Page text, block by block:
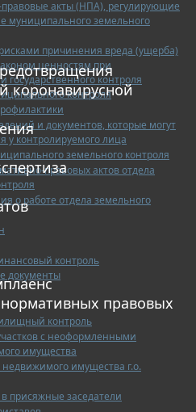
акты (НПА), регулирующие
муниципального земельного
причинения вреда (ущерба)
ценностям при
государственного контроля
контроля
и документов, которые могут
у контролируемого лица
земельного контроля
правовых актов отдела
о работе отдела земельного
контроль
документы
контроль
с неоформленными
имущества
имущества г.о.
присяжные заседатели
коронавирусной
правовых